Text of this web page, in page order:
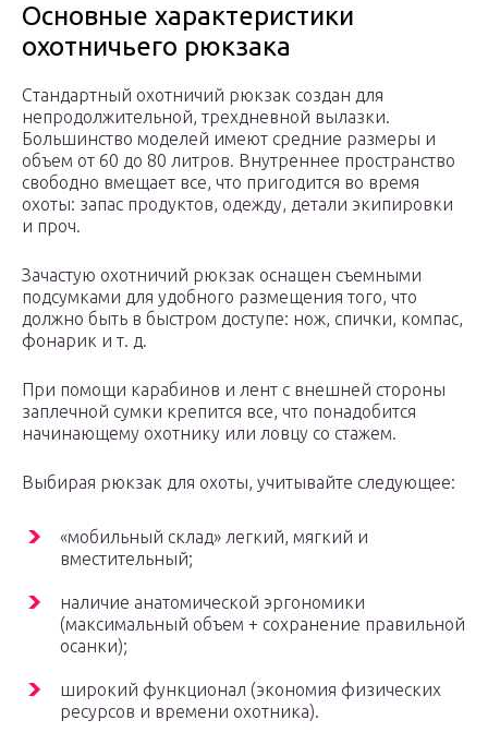
Основные характеристики
охотничьего рюкзака
Стандартный охотничий рюкзак создан для
непродолжительной, трехдневной вылазки.
Большинство моделей имеют средние размеры и
объем от 60 до 80 литров. Внутреннее пространство
свободно вмещает все, что пригодится во время
охоты: запас продуктов, одежду, детали экипировки
и проч.
Зачастую охотничий рюкзак оснащен съемными
подсумками для удобного размещения того, что
должно быть в быстром доступе: нож, спички, компас,
фонарик и т. д.
При помощи карабинов и лент с внешней стороны
заплечной сумки крепится все, что понадобится
начинающему охотнику или ловцу со стажем.
Выбирая рюкзак для охоты, учитывайте следующее:
«мобильный склад» легкий, мягкий и
вместительный;
наличие анатомической эргономики
(максимальный объем + сохранение правильной
осанки);
широкий функционал (экономия физических
ресурсов и времени охотника).